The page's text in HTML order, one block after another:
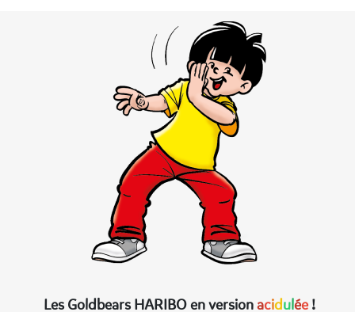
Les Goldbears HARIBO en versionacidulée!